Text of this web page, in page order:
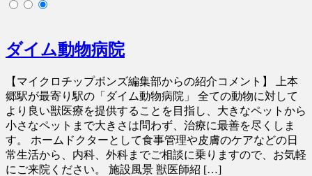
ダイム動物病院
【マイクロチップボンズ編集部からの紹介コメント】 上本
郷駅が最寄り駅の「ダイム動物病院」 全ての動物に対して
より良い獣医療を提供することを目指し、大きなペットから
小さなペットまで大きさは問わず、治療に最善を尽くしま
す。 ホームドクターとして食事管理や皮膚のケアなどの日
常生活から、内科、外科までご相談に乗りますので、お気軽
にご来院ください。 施設風景 獣医師紹 […]